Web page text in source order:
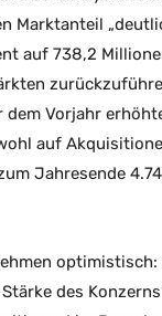
Marktanteil
auf 738,2
Vorjahr
auf
Jahresende
optimistisch:
des